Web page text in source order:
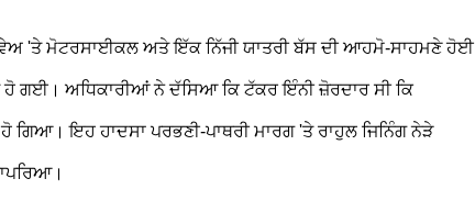
'ਤੇ ਮੋਟਰਸਾਈਕਲ ਅਤੇ ਇੱਕ ਨਿੱਜੀ ਯਾਤਰੀ ਬੱਸ ਦੀ ਆਹਮੋ-ਸਾਹਮਣੇ ਹੋਈ
ਹੋ ਗਈ। ਅਧਿਕਾਰੀਆਂ ਨੇ ਦੱਸਿਆ ਕਿ ਟੱਕਰ ਇੰਨੀ ਜ਼ੋਰਦਾਰ ਸੀ ਕਿ
ਗਿਆ। ਇਹ ਹਾਦਸਾ ਪਰਭਣੀ-ਪਾਥਰੀ ਮਾਰਗ 'ਤੇ ਰਾਹੁਲ ਜਿਨਿੰਗ ਨੇੜੇ